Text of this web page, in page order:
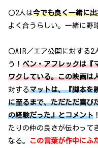
〇2人は今でも良く一緒に
よく合うらしい。一緒に野
〇AIR／エア公開に対する2
う！ ベン・アフレックは『
ワクしている。この映画は
対するマットは、『脚本を
に至るまで、ただただ喜び
の経験だった』とコメント
たりの仲の良さが伝わって
なる。
この言葉が作中にふ